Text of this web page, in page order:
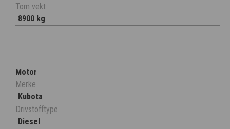
Tom vekt
8900 kg
Motor
Merke
Kubota
Drivstofftype
Diesel